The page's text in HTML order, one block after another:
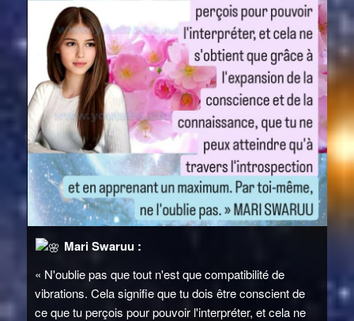
Mari Swaruu :
« N'oublie pas que tout n'est que compatibilité de
vibrations. Cela signifie que tu dois être conscient de
ce que tu perçois pour pouvoir l'interpréter, et cela ne